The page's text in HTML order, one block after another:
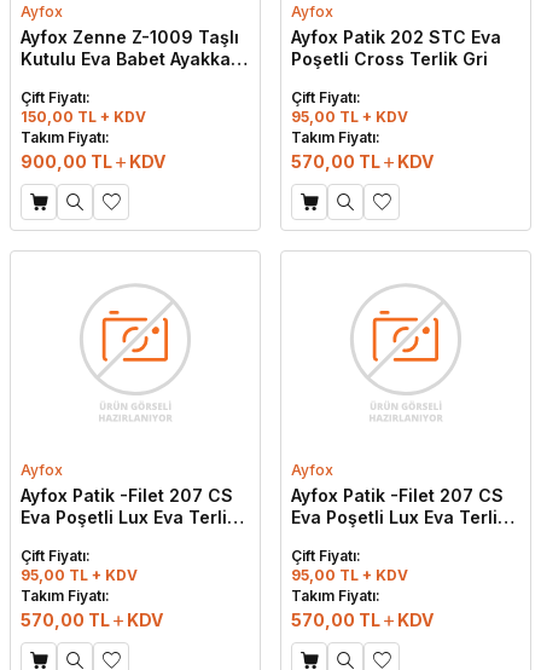
Ayfox
Ayfox Zenne Z-1009 Taşlı
Kutulu Eva Babet Ayakkabı
Çift Fiyatı:
150,00 TL + KDV
Takım Fiyatı:
900,00 TL KDV
Ayfox
Ayfox Patik 202 STC Eva
Poşetli Cross Terlik Gri
Çift Fiyatı:
95,00 TL + KDV
Takım Fiyatı:
570,00 TL KDV
Ayfox
Ayfox Patik -Filet 207 CS
Eva Poşetli Lux Eva Terlik
Çift Fiyatı:
95,00 TL + KDV
Takım Fiyatı:
570,00 TL KDV
Ayfox
Ayfox Patik -Filet 207 CS
Eva Poşetli Lux Eva Terlik
Çift Fiyatı:
95,00 TL + KDV
Takım Fiyatı:
570,00 TL KDV